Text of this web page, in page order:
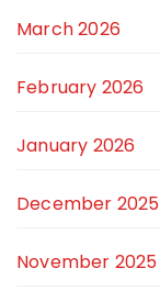
March 2026
February 2026
January 2026
December 2025
November 2025